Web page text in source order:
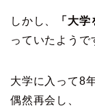
しかし、 「大
っていたようで
大学に入って8
偶然再会し、